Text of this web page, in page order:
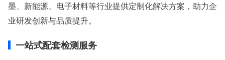
墨、新能源、电子材料等行业提供定制化解决方案，助力企
业研发创新与品质提升。
一站式配套检测服务